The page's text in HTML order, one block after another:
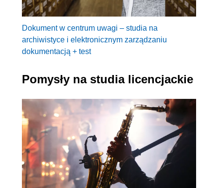
Dokument w centrum uwagi – studia na
archiwistyce i elektronicznym zarządzaniu
dokumentacją + test
Pomysły na studia licencjackie